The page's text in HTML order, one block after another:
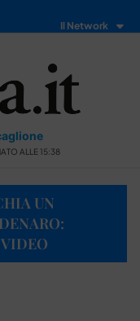
Il Network
ALLE 15:38
UN